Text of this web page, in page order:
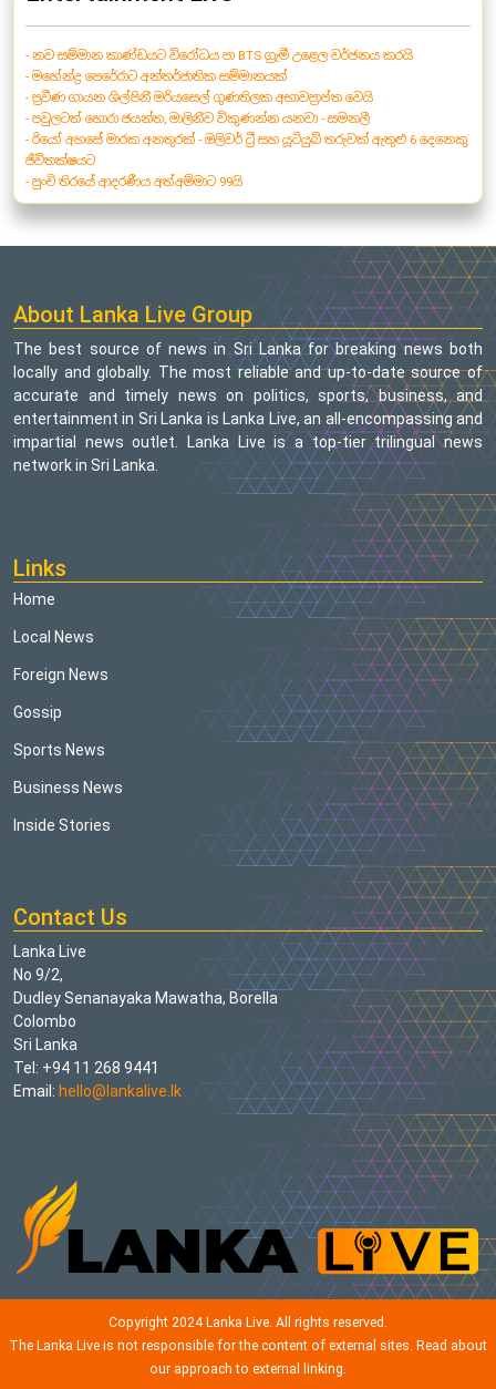
- නව සම්මාන කාණ්ඩයට විරෝධය පා BTS ග්‍රැමී උළෙල වර්ජනය කරයි
- මහේන්ද්‍ර පෙරේරාට අන්තර්ජාතික සම්මානයක්
- ප්‍රවීණ ගායන ශිල්පිනී මරියසෙල් ගුණතිලක අභාවප්‍රාප්ත වෙයි
- පවුලටත් හොරා ජයන්ත, මාලිනීව විකුණන්න යනවා - සමනලී
- රියෝ අහසේ මාරක අනතුරක් - ඔලිවර් ට්‍රී සහ යූටියුබ් තරුවක් ඇතුළු 6 දෙනෙකු
ජීවිතක්ෂයට
- පුංචි තිරයේ ආදරණීය අත්අම්මාට 99යි
About Lanka Live Group
The best source of news in Sri Lanka for breaking news both
locally and globally. The most reliable and up-to-date source of
accurate and timely news on politics, sports, business, and
entertainment in Sri Lanka is Lanka Live, an all-encompassing and
impartial news outlet. Lanka Live is a top-tier trilingual news
network in Sri Lanka.
Links
Home
Local News
Foreign News
Gossip
Sports News
Business News
Inside Stories
Contact Us
Lanka Live
No 9/2,
Dudley Senanayaka Mawatha, Borella
Colombo
Sri Lanka
Tel: +94 11 268 9441
Email: hello@lankalive.lk
Copyright 2024 Lanka Live. All rights reserved.
The Lanka Live is not responsible for the content of external sites. Read about
our approach to external linking.